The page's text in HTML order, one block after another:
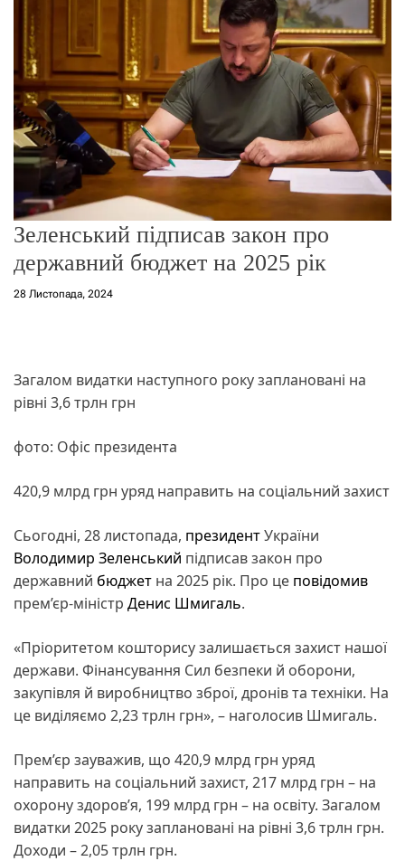
о
р
е
ж
и
м
у
Зеленський підписав закон про
державний бюджет на 2025 рік
28 Листопада, 2024
Загалом видатки наступного року заплановані на
рівні 3,6 трлн грн
фото: Офіс президента
420,9 млрд грн уряд направить на соціальний захист
Сьогодні, 28 листопада, президентУкраїни
Володимир Зеленський підписав закон про
державний бюджет на 2025 рік. Про це повідомив
прем’єр-міністр Денис Шмигаль.
«Пріоритетом кошторису залишається захист нашої
держави. Фінансування Сил безпеки й оборони,
закупівля й виробництво зброї, дронів та техніки. На
це виділяємо 2,23 трлн грн», – наголосив Шмигаль.
Прем’єр зауважив, що 420,9 млрд грн уряд
направить на соціальний захист, 217 млрд грн – на
охорону здоров’я, 199 млрд грн – на освіту. Загалом
видатки 2025 року заплановані на рівні 3,6 трлн грн.
Доходи – 2,05 трлн грн.